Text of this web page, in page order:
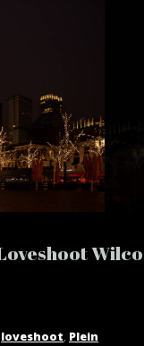
Wilco
loveshoot, Plein